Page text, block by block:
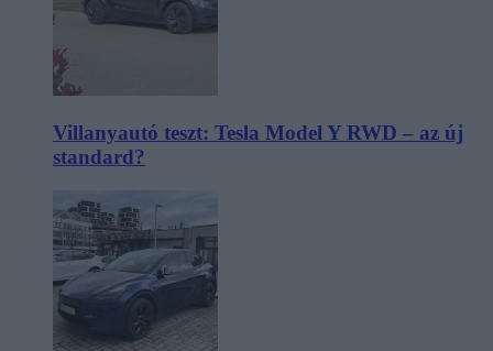
Villanyautó teszt: Tesla Model Y RWD – az új
standard?